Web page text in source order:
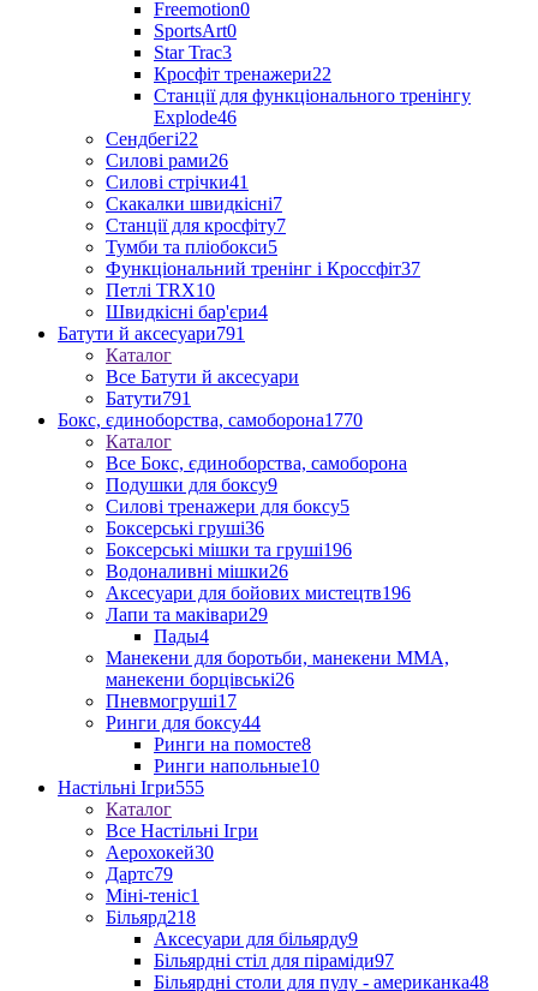
Freemotion0
SportsArt0
Star Trac3
Кросфіт тренажери22
Станції для функціонального тренінгу
Explode46
Сендбегі22
Силові рами26
Силові стрічки41
Скакалки швидкісні7
Станції для кросфіту7
Тумби та пліобокси5
Функціональний тренінг і Кроссфіт37
Петлі TRX10
Швидкісні бар'єри4
Батути й аксесуари791
Каталог
Все Батути й аксесуари
Батути791
Бокс, єдиноборства, самоборона1770
Каталог
Все Бокс, єдиноборства, самоборона
Подушки для боксу9
Силові тренажери для боксу5
Боксерські груші36
Боксерські мішки та груші196
Водоналивні мішки26
Аксесуари для бойових мистецтв196
Лапи та маківари29
Пады4
Манекени для боротьби, манекени ММА,
манекени борцівські26
Пневмогруші17
Ринги для боксу44
Ринги на помосте8
Ринги напольные10
Настільні Ігри555
Каталог
Все Настільні Ігри
Аерохокей30
Дартс79
Міні-теніс1
Більярд218
Аксесуари для більярду9
Більярдні стіл для піраміди97
Більярдні столи для пулу - американка48